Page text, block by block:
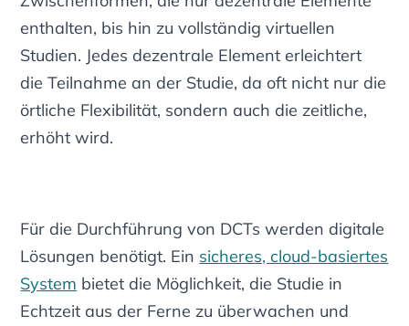
enthalten, bis hin zu vollständig virtuellen
Studien. Jedes dezentrale Element erleichtert
die Teilnahme an der Studie, da oft nicht nur die
örtliche Flexibilität, sondern auch die zeitliche,
erhöht wird.
Für die Durchführung von DCTs werden digitale
Lösungen benötigt. Ein sicheres, cloud-basiertes
System bietet die Möglichkeit, die Studie in
Echtzeit aus der Ferne zu überwachen und